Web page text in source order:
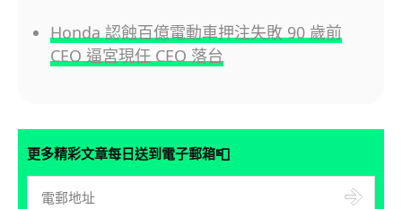
Honda 認蝕百億電動車押注失敗 90 歲前
CEO 逼宮現任 CEO 落台
更多精彩文章每日送到電子郵箱📮